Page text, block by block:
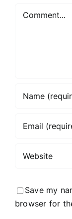
Comment
Save my
browser for